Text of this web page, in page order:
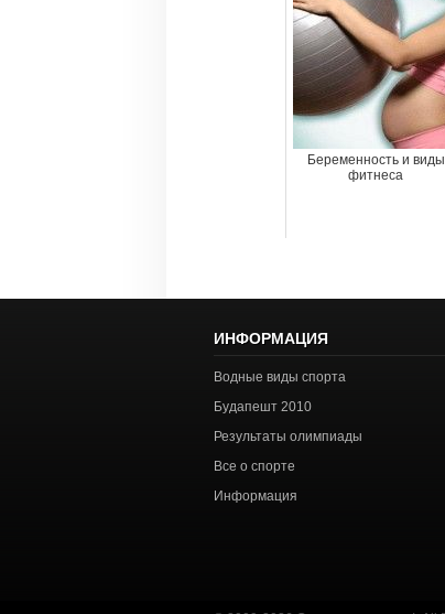
Беременность и виды
фитнеса
ИНФОРМАЦИЯ
Водные виды спорта
Будапешт 2010
Результаты олимпиады
Все о спорте
Информация